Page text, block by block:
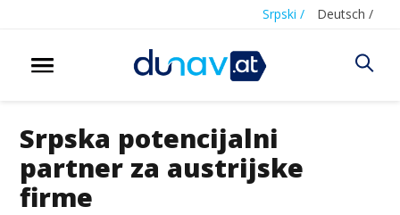
Srpski / Deutsch /
Srpska potencijalni
partner za austrijske
firme